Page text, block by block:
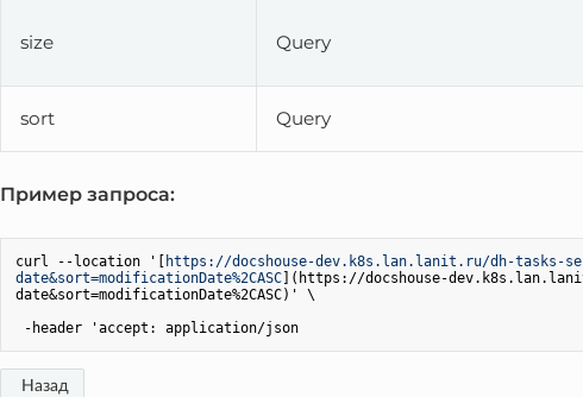
size Query
sort Query
Пример запроса:
curl --location '[ https://docshouse-dev.k8s.lan.lanit.ru/dh-tasks-
date&sort=modificationDate%2CASC]( https://docshouse-
date&sort=modificationDate%2CASC)' \